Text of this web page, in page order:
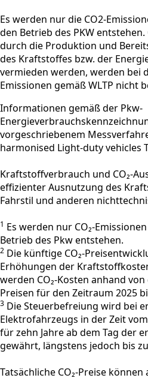
Es werden nur die CO2-
den Betrieb des PKW
durch die Produktion und
des Kraftstoffes bzw. der
vermieden werden, werden bei
Emissionen gemäß WLTP nicht
Informationen gemäß der Pkw-
vorgeschriebenem
harmonised Light-duty vehicles
Kraftstoffverbrauch und CO₂-
effizienter Ausnutzung des
Fahrstil und anderen
1 Es werden nur CO₂-
Betrieb des Pkw entstehen.
2 Die künftige CO₂-
Erhöhungen der
werden CO₂-Kosten anhand
Preisen für den Zeitraum 2025
3 Die Steuerbefreiung wird bei
Elektrofahrzeugs in der Zeit
für zehn Jahre ab dem Tag der
gewährt, längstens jedoch bis
Tatsächliche CO₂-Preise können